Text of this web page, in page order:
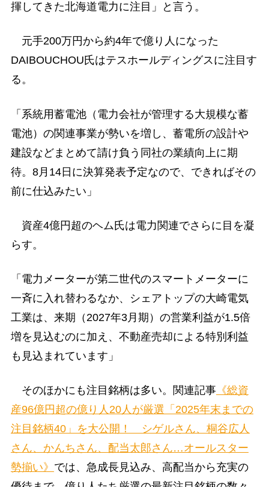
揮してきた北海道電力に注目」と言う。
元手200万円から約4年で億り人になった
DAIBOUCHOU氏はテスホールディングスに注目す
る。
「系統用蓄電池（電力会社が管理する大規模な蓄
電池）の関連事業が勢いを増し、蓄電所の設計や
建設などまとめて請け負う同社の業績向上に期
待。8月14日に決算発表予定なので、できればその
前に仕込みたい」
資産4億円超のヘム氏は電力関連でさらに目を凝
らす。
「電力メーターが第二世代のスマートメーターに
一斉に入れ替わるなか、シェアトップの大崎電気
工業は、来期（2027年3月期）の営業利益が1.5倍
増を見込むのに加え、不動産売却による特別利益
も見込まれています」
そのほかにも注目銘柄は多い。関連記事《総資
産96億円超の億り人20人が厳選「2025年末までの
注目銘柄40」を大公開！ シゲルさん、桐谷広人
さん、かんちさん、配当太郎さん…オールスター
勢揃い》 では、急成長見込み、高配当から充実の